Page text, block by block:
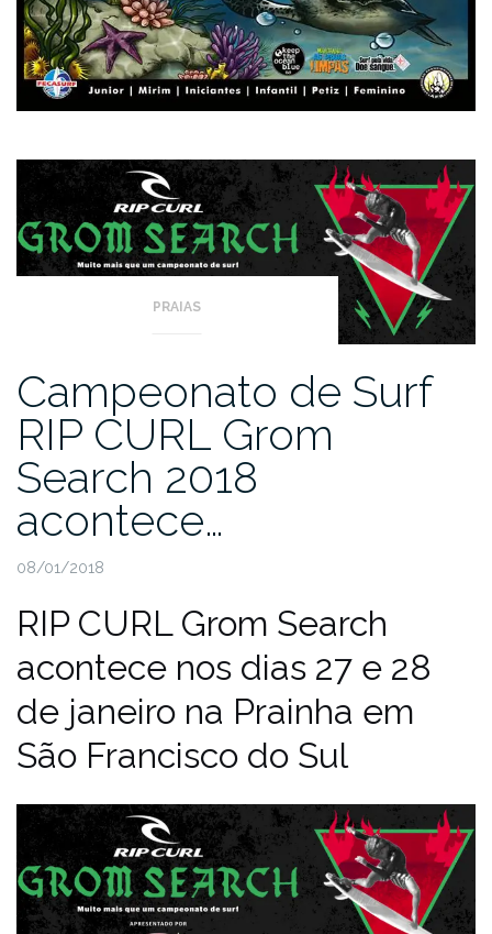
PRAIAS
Campeonato de Surf
RIP CURL Grom
Search 2018
acontece…
08/01/2018
RIP CURL Grom Search
acontece nos dias 27 e 28
de janeiro na Prainha em
São Francisco do Sul